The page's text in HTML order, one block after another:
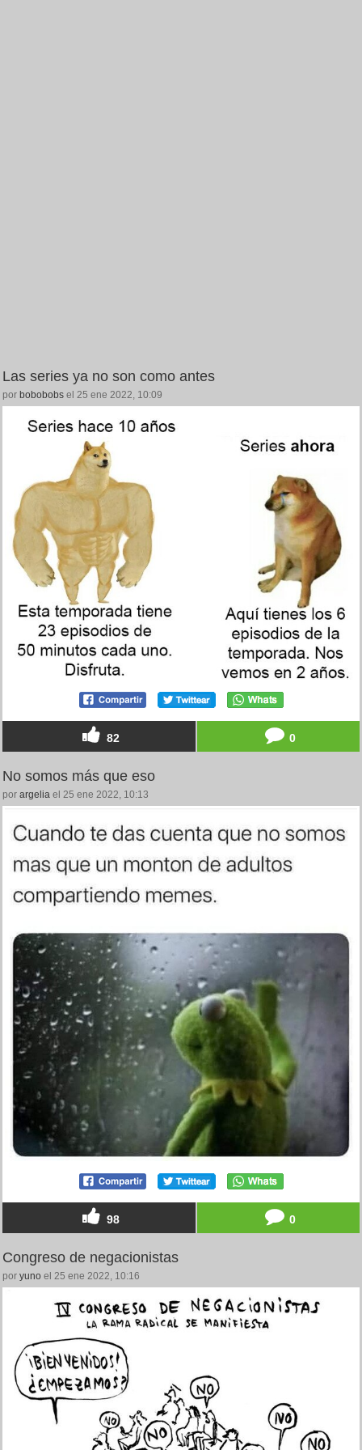
Las series ya no son como antes
por bobobobs el 25 ene 2022, 10:09
82 0
No somos más que eso
por argelia el 25 ene 2022, 10:13
98 0
Congreso de negacionistas
por yuno el 25 ene 2022, 10:16